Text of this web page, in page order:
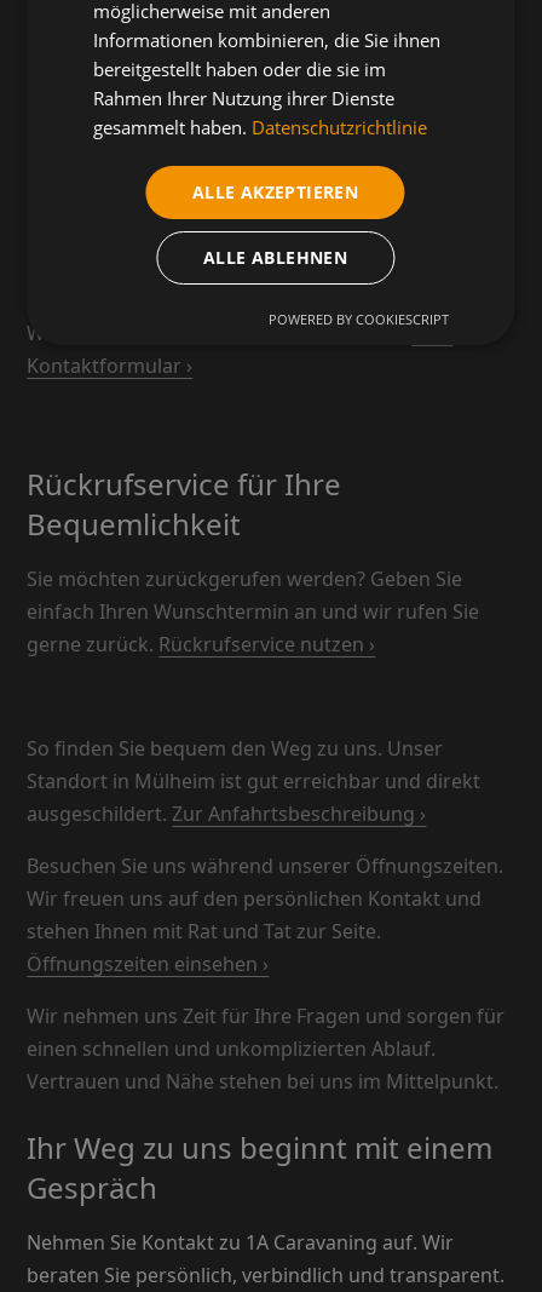
Finanzierungsgespräch, unser Team ist für Sie da.
Rufen Sie uns an oder schreiben Sie uns direkt.
telefonisch kontaktieren ›
Kontaktformular für Ihre Anfrage
Nutzen Sie unser Kontaktformular für alle Anliegen
Wir melden uns zeitnah bei Ihnen zurück.Zum
Kontaktformular ›
Rückrufservice für Ihre
Bequemlichkeit
Sie möchten zurückgerufen werden? Geben Sie
einfach Ihren Wunschtermin an und wir rufen Sie
gerne zurück. Rückrufservice nutzen ›
So finden Sie bequem den Weg zu uns. Unser
Standort in Mülheim ist gut erreichbar und direkt
ausgeschildert.Zur Anfahrtsbeschreibung ›
Besuchen Sie uns während unserer Öffnungszeiten.
Wir freuen uns auf den persönlichen Kontakt und
stehen Ihnen mit Rat und Tat zur Seite.
Öffnungszeiten einsehen ›
Wir nehmen uns Zeit für Ihre Fragen und sorgen für
einen schnellen und unkomplizierten Ablauf.
Vertrauen und Nähe stehen bei uns im Mittelpunkt.
Ihr Weg zu uns beginnt mit einem
Gespräch
Nehmen Sie Kontakt zu 1A Caravaning auf. Wir
beraten Sie persönlich, verbindlich und transparent.
möglicherweise mit anderen
Informationen kombinieren, die Sie ihnen
bereitgestellt haben oder die sie im
Rahmen Ihrer Nutzung ihrer Dienste
gesammelt haben. Datenschutzrichtlinie
ALLE AKZEPTIEREN
ALLE ABLEHNEN
POWERED BY COOKIESCRIPT